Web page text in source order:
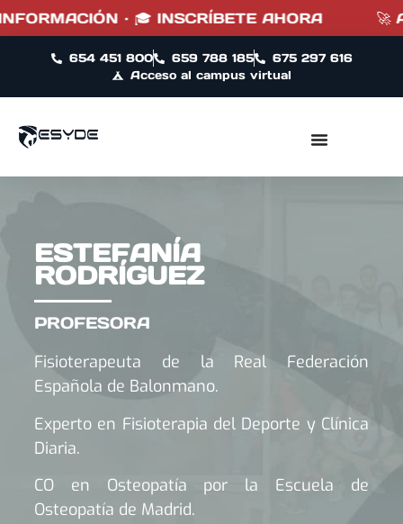
· 🎓 INSCRÍBETE AHORA 🚀
654 451 800 659 788 185
675 297 616
Acceso al campus virtual
ESTEFANÍA
RODRÍGUEZ
PROFESORA
Fisioterapeuta de la Real Federación
Española de Balonmano.
Experto en Fisioterapia del Deporte y Clínica
Diaria.
CO en Osteopatía por la Escuela de
Osteopatía de Madrid.